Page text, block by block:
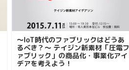
〜IoT時代のファブリックはどうあ
るべき？〜 テイジン新素材「圧電フ
ァブリック」の商品化・事業化アイ
デアを考えよう！